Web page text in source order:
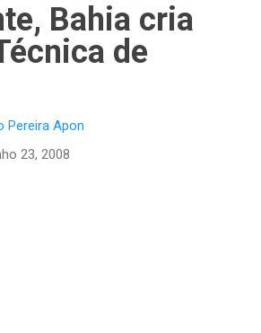
Bahia cria
de
Pereira Apon
23, 2008